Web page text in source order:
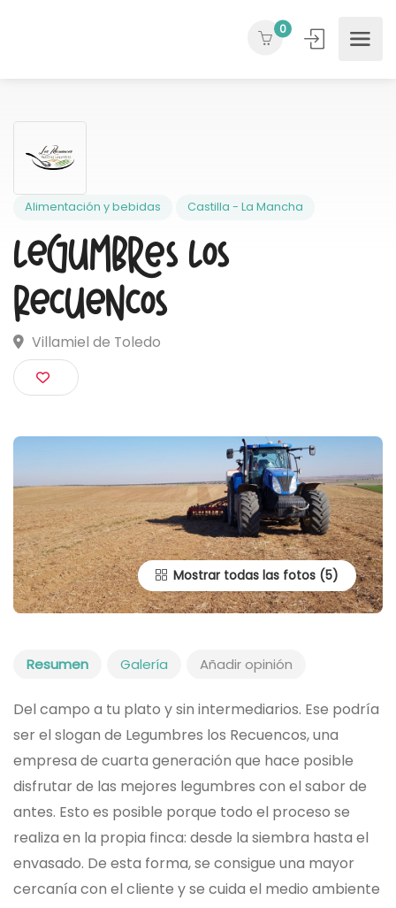
0
Legumbres Los
Recuencos
Villamiel de Toledo
Mostrar todas las fotos
Resumen Galería Añadir opinión
Del campo a tu plato y sin intermediarios. Ese podría
ser el slogan de Legumbres los Recuencos, una
empresa de cuarta generación que hace posible
disfrutar de las mejores legumbres con el sabor de
antes. Esto es posible porque todo el proceso se
realiza en la propia finca: desde la siembra hasta el
envasado. De esta forma, se consigue una mayor
cercanía con el cliente y se cuida el medio ambiente